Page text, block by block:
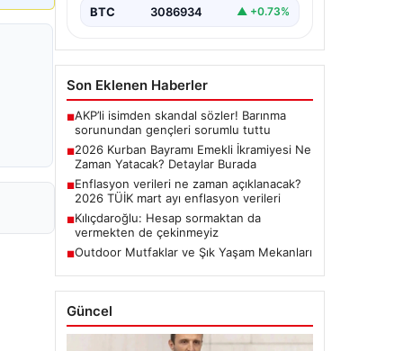
BTC 3086934 ▲ +0.73%
Son Eklenen Haberler
■AKP’li isimden skandal sözler! Barınma
sorunundan gençleri sorumlu tuttu
■2026 Kurban Bayramı Emekli İkramiyesi Ne
Zaman Yatacak? Detaylar Burada
■Enflasyon verileri ne zaman açıklanacak?
2026 TÜİK mart ayı enflasyon verileri
■Kılıçdaroğlu: Hesap sormaktan da
vermekten de çekinmeyiz
■Outdoor Mutfaklar ve Şık Yaşam Mekanları
Güncel